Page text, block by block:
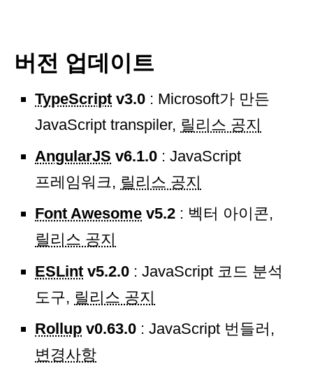
버전 업데이트
TypeScript v3.0 : Microsoft가 만든
JavaScript transpiler, 릴리스 공지
AngularJS v6.1.0 : JavaScript
프레임워크, 릴리스 공지
Font Awesome v5.2 : 벡터 아이콘,
릴리스 공지
ESLint v5.2.0 : JavaScript 코드 분석
도구, 릴리스 공지
Rollup v0.63.0 : JavaScript 번들러,
변경사항